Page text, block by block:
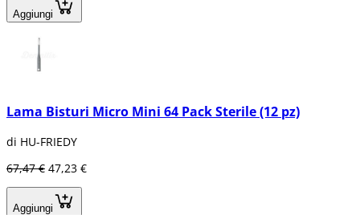
Aggiungi
Lama Bisturi Micro Mini 64 Pack Sterile (12 pz)
di HU-FRIEDY
67,47 € 47,23 €
Aggiungi